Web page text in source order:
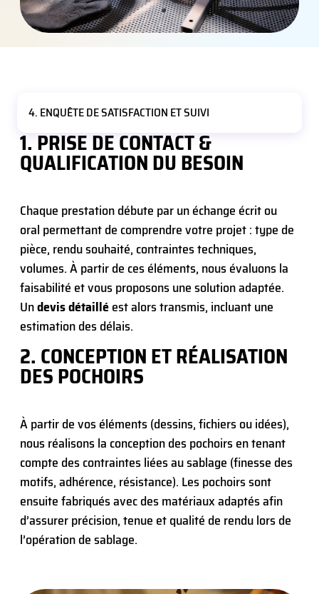
4. ENQUÊTE DE SATISFACTION ET SUIVI
1. PRISE DE CONTACT &
QUALIFICATION DU BESOIN
Chaque prestation débute par un échange écrit ou
oral permettant de comprendre votre projet : type de
pièce, rendu souhaité, contraintes techniques,
volumes. À partir de ces éléments, nous évaluons la
faisabilité et vous proposons une solution adaptée.
Undevis détailléest alors transmis, incluant une
estimation des délais.
2. CONCEPTION ET RÉALISATION
DES POCHOIRS
À partir de vos éléments (dessins, fichiers ou idées),
nous réalisons la conception des pochoirs en tenant
compte des contraintes liées au sablage (finesse des
motifs, adhérence, résistance). Les pochoirs sont
ensuite fabriqués avec des matériaux adaptés afin
d’assurer précision, tenue et qualité de rendu lors de
l’opération de sablage.